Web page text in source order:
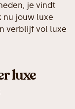
je vindt
nu jouw luxe
verblijf vol luxe
luxe